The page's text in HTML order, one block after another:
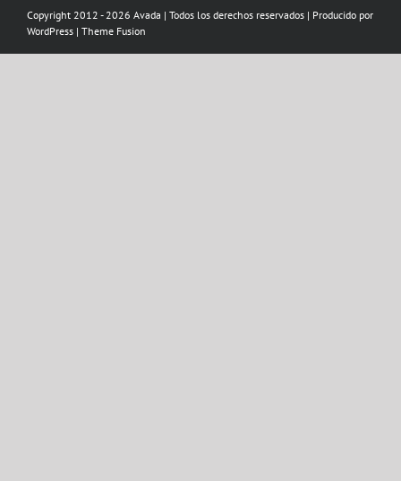
Copyright 2012 - 2026 Avada | Todos los derechos reservados | Producido por
WordPress | Theme Fusion